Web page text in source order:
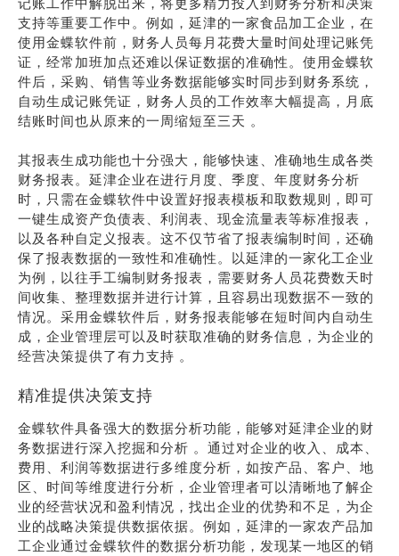
支持等重要工作中。例如，延津的一家食品加工企业，在
使用金蝶软件前，财务人员每月花费大量时间处理记账凭
证，经常加班加点还难以保证数据的准确性。使用金蝶软
件后，采购、销售等业务数据能够实时同步到财务系统，
自动生成记账凭证，财务人员的工作效率大幅提高，月底
结账时间也从原来的一周缩短至三天 。
其报表生成功能也十分强大，能够快速、准确地生成各类
财务报表。延津企业在进行月度、季度、年度财务分析
时，只需在金蝶软件中设置好报表模板和取数规则，即可
一键生成资产负债表、利润表、现金流量表等标准报表，
以及各种自定义报表。这不仅节省了报表编制时间，还确
保了报表数据的一致性和准确性。以延津的一家化工企业
为例，以往手工编制财务报表，需要财务人员花费数天时
间收集、整理数据并进行计算，且容易出现数据不一致的
情况。采用金蝶软件后，财务报表能够在短时间内自动生
成，企业管理层可以及时获取准确的财务信息，为企业的
经营决策提供了有力支持 。
精准提供决策支持
金蝶软件具备强大的数据分析功能，能够对延津企业的财
务数据进行深入挖掘和分析 。通过对企业的收入、成本、
费用、利润等数据进行多维度分析，如按产品、客户、地
区、时间等维度进行分析，企业管理者可以清晰地了解企
业的经营状况和盈利情况，找出企业的优势和不足，为企
业的战略决策提供数据依据。例如，延津的一家农产品加
工企业通过金蝶软件的数据分析功能，发现某一地区的销